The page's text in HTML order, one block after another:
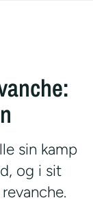
sin kamp
og i sit